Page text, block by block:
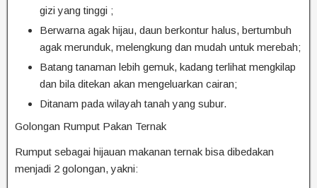
gizi yang tinggi ;
Berwarna agak hijau, daun berkontur halus, bertumbuh
agak merunduk, melengkung dan mudah untuk merebah;
Batang tanaman lebih gemuk, kadang terlihat mengkilap
dan bila ditekan akan mengeluarkan cairan;
Ditanam pada wilayah tanah yang subur.
Golongan Rumput Pakan Ternak
Rumput sebagai hijauan makanan ternak bisa dibedakan
menjadi 2 golongan, yakni: